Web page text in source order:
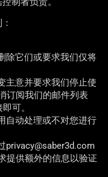
除它们或要求我们仅将
主意并要求我们停止使
订阅我们的邮件列表
可。
自动处理或不对您进行
privacy@saber3d.com
提供额外的信息以验证